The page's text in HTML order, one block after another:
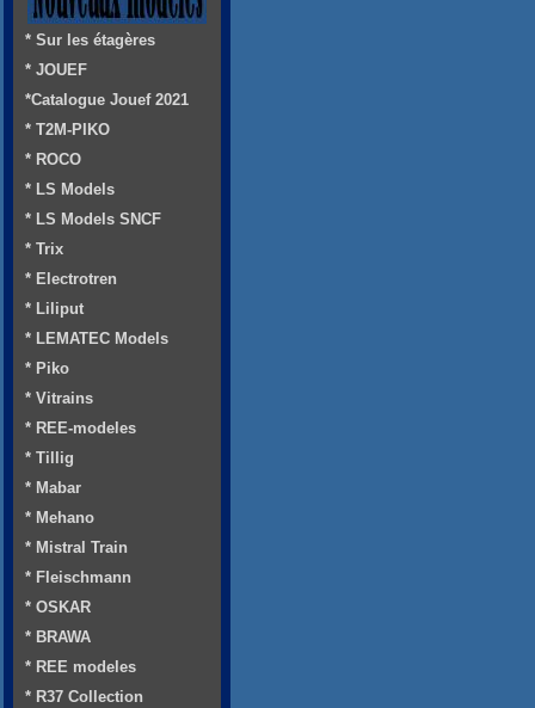
* Sur les étagères
* JOUEF
*Catalogue Jouef 2021
* T2M-PIKO
* ROCO
* LS Models
* LS Models SNCF
* Trix
* Electrotren
* Liliput
* LEMATEC Models
* Piko
* Vitrains
* REE-modeles
* Tillig
* Mabar
* Mehano
* Mistral Train
* Fleischmann
* OSKAR
* BRAWA
* REE modeles
* R37 Collection